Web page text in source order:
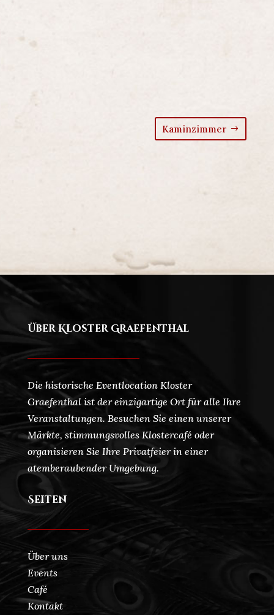
Kaminzimmer
Über Kloster Graefenthal
Die historische Eventlocation Kloster
Graefenthal ist der einzigartige Ort für alle Ihre
Veranstaltungen. Besuchen Sie einen unserer
Märkte, stimmungsvolles Klostercafé oder
organisieren Sie Ihre Privatfeier in einer
atemberaubender Umgebung.
Seiten
Über uns
Events
Café
Kontakt